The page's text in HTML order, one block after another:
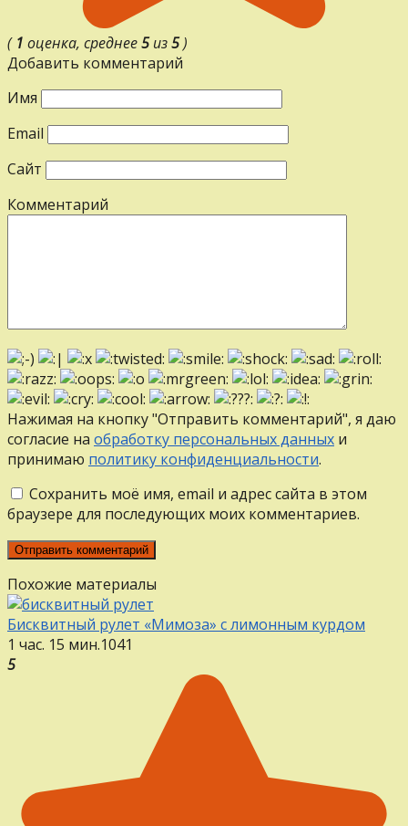
( 1 оценка, среднее5из5)
Добавить комментарий
Имя
Email
Сайт
Комментарий
Нажимая на кнопку "Отправить комментарий", я даю
согласие на обработку персональных данных и
принимаю политику конфиденциальности.
Сохранить моё имя, email и адрес сайта в этом
браузере для последующих моих комментариев.
Похожие материалы
Бисквитный рулет «Мимоза» с лимонным курдом
1 час. 15 мин.1041
5